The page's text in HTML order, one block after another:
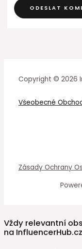
Copyright © 2026
Všeobecné
Zásady Ochrany
Vždy relevantní
na InfluencerHub.cz